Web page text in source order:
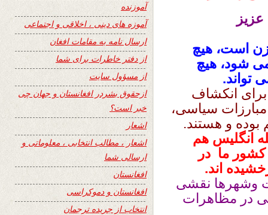
است، هیچ
شود، هیچ
تواند.
انکشاف
سیاسی،
بوده و هستند.
انگلیس هم
کشور ما در
اند.
وشهرها نقشی
در مظاهرات
آموزنده
آموزه های دینی ، اخلاقی و اجتماعی
ارسال نامه به مقامات افغان
از دفتر خاطرات برای شما
از مسؤول سایت
ازحقوق بشردر افغانستان و جهان چی
خبر است؟
اشعار
اشعار ، مطالب انتخابی ، معلوماتی و
ارسالی شما
افغانستان
افغانستان و دموکراسی
انتخاب از جریده ترجمان